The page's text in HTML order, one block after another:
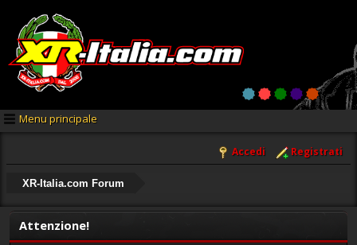
Menu principale
Accedi Registrati
XR-Italia.com Forum
Attenzione!